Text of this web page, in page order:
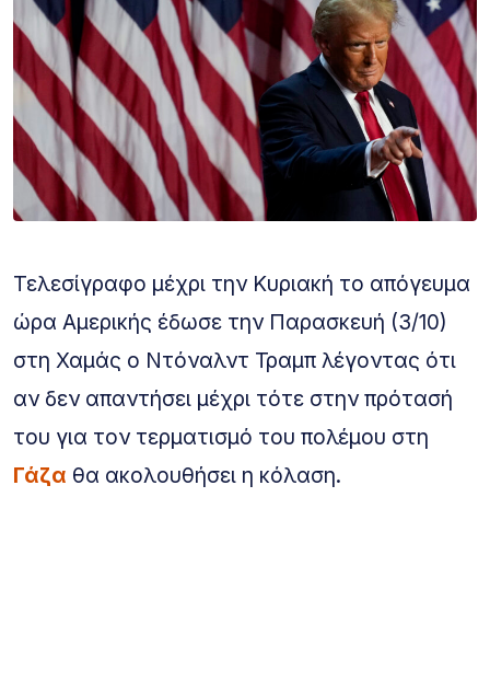
Τελεσίγραφο μέχρι την Κυριακή το απόγευμα
ώρα Αμερικής έδωσε την Παρασκευή (3/10)
στη Χαμάς ο Ντόναλντ Τραμπ λέγοντας ότι
αν δεν απαντήσει μέχρι τότε στην πρότασή
του για τον τερματισμό του πολέμου στη
Γάζα θα ακολουθήσει η κόλαση.